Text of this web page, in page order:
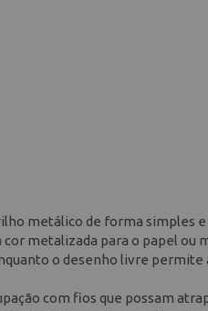
metálico de forma simples e
metalizada para o papel ou
o desenho livre permite
com fios que possam